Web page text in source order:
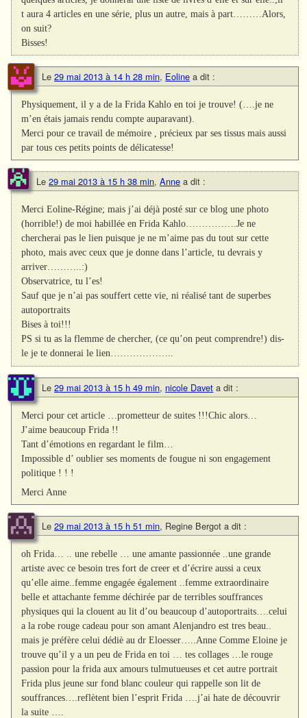
t aura 4 articles en une série, plus un autre, mais à part………Alors,
on suit?
Bisses!
Le 29 mai 2013 à 14 h 28 min, Eoline a dit :
Physiquement, il y a de la Frida Kahlo en toi je trouve! (….je ne
m’en étais jamais rendu compte auparavant).
Merci pour ce travail de mémoire , précieux par ses tissus mais aussi
par tous ces petits points de délicatesse!
Le 29 mai 2013 à 15 h 38 min, Anne a dit :
Merci Eoline-Régine; mais j’ai déjà posté sur ce blog une photo
(horrible!) de moi habillée en Frida Kahlo…………….Je ne
chercherai pas le lien puisque je ne m’aime pas du tout sur cette
photo, mais avec ceux que je donne dans l’article, tu devrais y
arriver………..:)
Observatrice, tu l’es!
Sauf que je n’ai pas souffert cette vie, ni réalisé tant de superbes
autoportraits
Bises à toi!!!
PS si tu as la flemme de chercher, (ce qu’on peut comprendre!) dis-
le je te donnerai le lien………………..
Le 29 mai 2013 à 15 h 49 min, nicole Davet a dit :
Merci pour cet article …prometteur de suites !!!Chic alors…
J’aime beaucoup Frida !!
Tant d’émotions en regardant le film…
Impossible d’ oublier ses moments de fougue ni son engagement
politique ! ! !
Merci Anne
Le 29 mai 2013 à 15 h 51 min, Regine Bergot a dit :
oh Frida… .. une rebelle … une amante passionnée ..une grande
artiste avec ce besoin tres fort de creer et d’écrire aussi a ceux
qu’elle aime..femme engagée également ..femme extraordinaire
belle et attachante femme déchirée par de terribles souffrances
physiques qui la clouent au lit d’ou beaucoup d’autoportraits….celui
a la robe rouge cadeau pour son amant Alenjandro est tres beau..
mais je préfère celui dédiè au dr Eloesser…..Anne Comme Eloine je
trouve qu’il y a un peu de Frida en toi … tes collages …le rouge
passion pour la frida aux amours tulmutueuses et cet autre portrait
Frida plus jeune sur fond blanc couleur qui rappelle son lit de
souffrances….reflètent bien l’esprit Frida ….j’ai hate de découvrir
la suite ….